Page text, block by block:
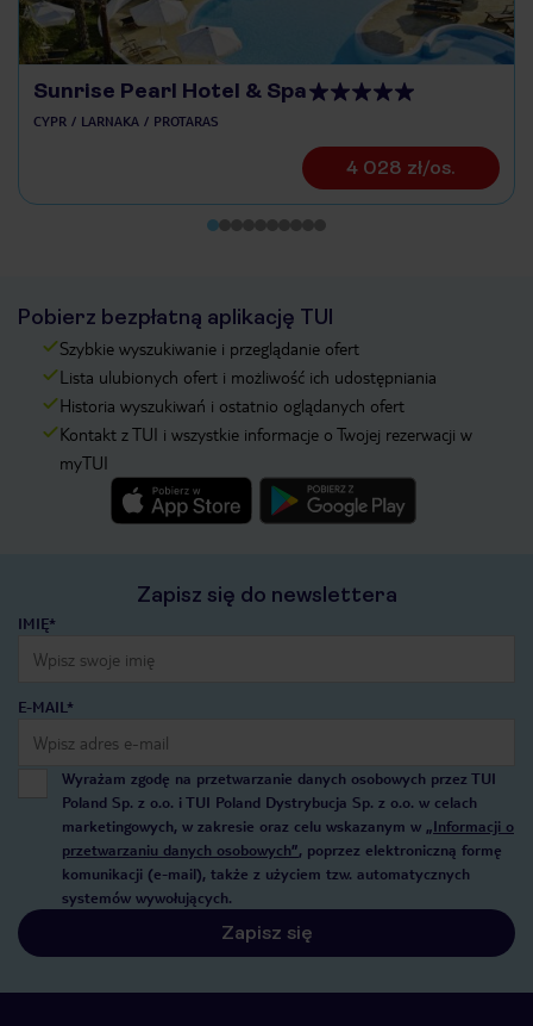
Sunrise Pearl Hotel & Spa
CYPR LARNAKA PROTARAS
4 028 zł/os.
Pobierz bezpłatną aplikację TUI
Szybkie wyszukiwanie i przeglądanie ofert
Lista ulubionych ofert i możliwość ich udostępniania
Historia wyszukiwań i ostatnio oglądanych ofert
Kontakt z TUI i wszystkie informacje o Twojej rezerwacji w
myTUI
Zapisz się do newslettera
IMIĘ*
E-MAIL*
Wyrażam zgodę na przetwarzanie danych osobowych przez TUI
Poland Sp. z o.o. i TUI Poland Dystrybucja Sp. z o.o. w celach
marketingowych, w zakresie oraz celu wskazanym w „Informacji o
przetwarzaniu danych osobowych”, poprzez elektroniczną formę
komunikacji (e-mail), także z użyciem tzw. automatycznych
systemów wywołujących.
Zapisz się